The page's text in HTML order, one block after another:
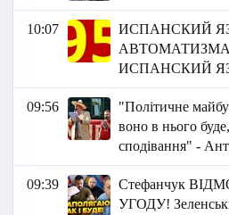
10:07
ИСПАНСКИЙ
ИСПАНСКИЙ
09:56
"Політичне
воно в нього
сподівання" -
09:39
Стефанчук
УГОДУ!